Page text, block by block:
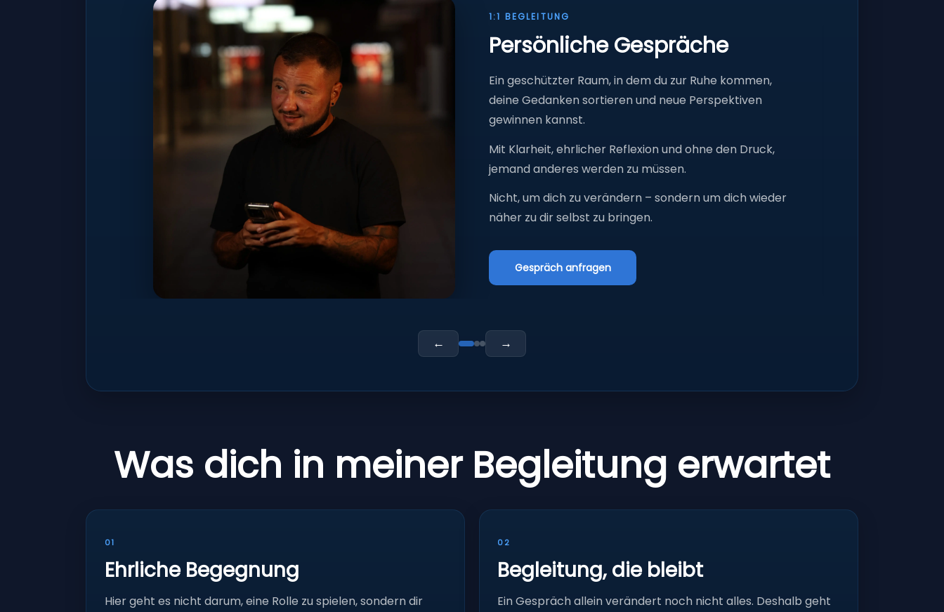
1:1 BEGLEITUNG
Persönliche Gespräche
Ein geschützter Raum, in dem du zur Ruhe kommen,
deine Gedanken sortieren und neue Perspektiven
gewinnen kannst.
Mit Klarheit, ehrlicher Reflexion und ohne den Druck,
jemand anderes werden zu müssen.
Nicht, um dich zu verändern – sondern um dich wieder
näher zu dir selbst zu bringen.
Gespräch anfragen
← →
Was dich in meiner Begleitung erwartet
01
Ehrliche Begegnung
Hier geht es nicht darum, eine Rolle zu spielen, sondern dir
02
Begleitung, die bleibt
Ein Gespräch allein verändert noch nicht alles. Deshalb geht